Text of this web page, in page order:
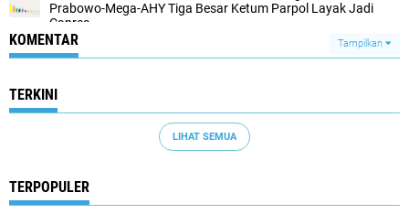
Prabowo-Mega-AHY Tiga Besar Ketum Parpol Layak Jadi
Capres
KOMENTAR Tampilkan
TERKINI
LIHAT SEMUA
TERPOPULER